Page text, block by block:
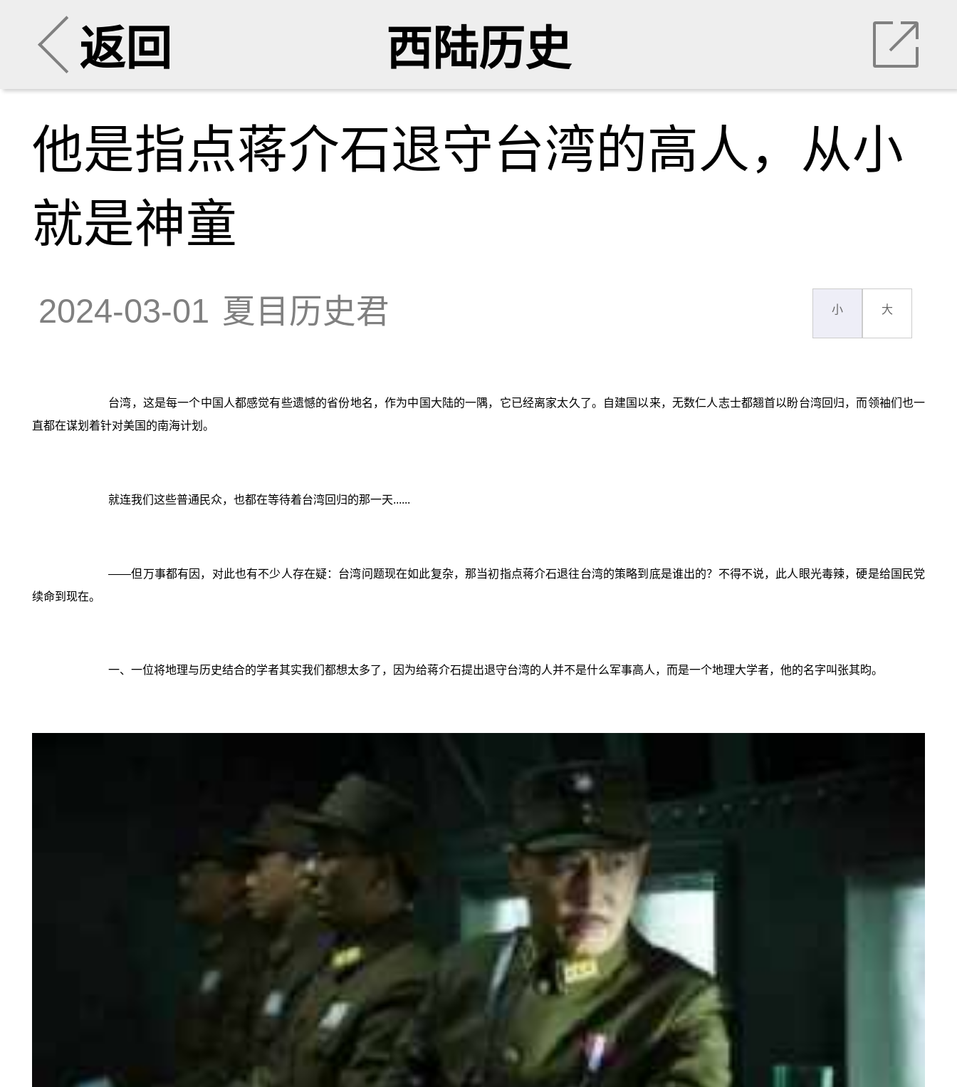
返回 西陆历史
他是指点蒋介石退守台湾的高人，从小
就是神童
2024-03-01 夏目历史君 小 大
台湾，这是每一个中国人都感觉有些遗憾的省份地名，作为中国大陆的一隅，它已经离家太久了。自建国以来，无数仁人志士都翘首以盼台湾回归，而领袖们也一
直都在谋划着针对美国的南海计划。
就连我们这些普通民众，也都在等待着台湾回归的那一天......
——但万事都有因，对此也有不少人存在疑：台湾问题现在如此复杂，那当初指点蒋介石退往台湾的策略到底是谁出的？不得不说，此人眼光毒辣，硬是给国民党
续命到现在。
一、一位将地理与历史结合的学者其实我们都想太多了，因为给蒋介石提出退守台湾的人并不是什么军事高人，而是一个地理大学者，他的名字叫张其昀。